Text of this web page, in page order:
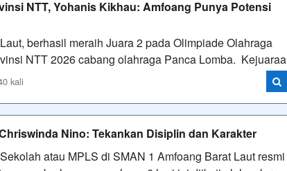
NTT, Yohanis Kikhau: Amfoang Punya Potensi
berhasil meraih Juara 2 pada Olimpiade Olahraga
NTT 2026 cabang olahraga Panca Lomba. Kejuaraa
kali
Nino: Tekankan Disiplin dan Karakter
atau MPLS di SMAN 1 Amfoang Barat Laut resmi